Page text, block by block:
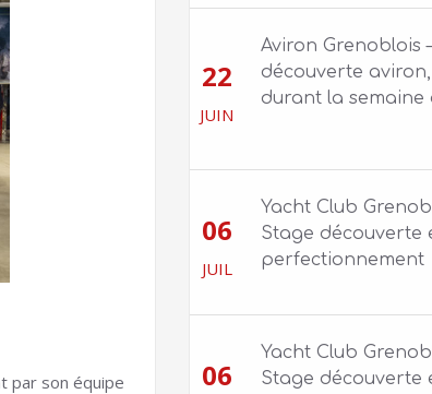
par son équipe
22
JUIN
Aviron Grenoblois
découverte
durant la semaine
06
JUIL
Yacht Club
Stage découverte
perfectionnement
06
Yacht Club
Stage découverte